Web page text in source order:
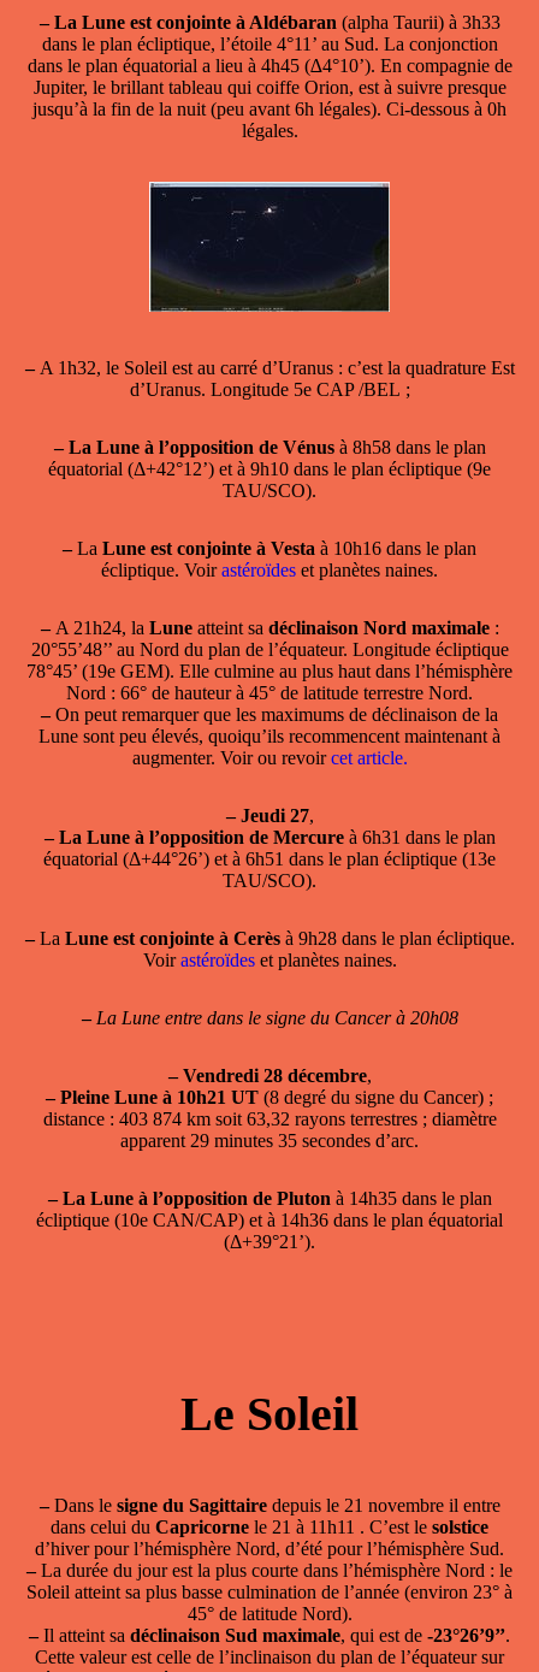
– La Lune est conjointe à Aldébaran (alpha Taurii) à 3h33
dans le plan écliptique, l’étoile 4°11’ au Sud. La conjonction
dans le plan équatorial a lieu à 4h45 (∆4°10’). En compagnie de
Jupiter, le brillant tableau qui coiffe Orion, est à suivre presque
jusqu’à la fin de la nuit (peu avant 6h légales). Ci-dessous à 0h
légales.
–A 1h32, le Soleil est au carré d’Uranus : c’est la quadrature Est
d’Uranus. Longitude 5e CAP /BEL ;
– La Lune à l’opposition de Vénusà 8h58 dans le plan
équatorial (Δ+42°12’) et à 9h10 dans le plan écliptique (9e
TAU/SCO).
–La Lune est conjointe à Vesta à 10h16 dans le plan
écliptique. Voirastéroïdes et planètes naines.
–A 21h24, la Luneatteint sa déclinaison Nord maximale:
20°55’48’’ au Nord du plan de l’équateur. Longitude écliptique
78°45’ (19e GEM). Elle culmine au plus haut dans l’hémisphère
Nord : 66° de hauteur à 45° de latitude terrestre Nord.
–On peut remarquer que les maximums de déclinaison de la
Lune sont peu élevés, quoiqu’ils recommencent maintenant à
augmenter. Voir ou revoircet article.
– Jeudi 27,
– La Lune à l’opposition de Mercureà 6h31 dans le plan
équatorial (Δ+44°26’) et à 6h51 dans le plan écliptique (13e
TAU/SCO).
–La Lune est conjointe à Cerèsà 9h28 dans le plan écliptique.
Voirastéroïdeset planètes naines.
– La Lune entre dans le signe du Cancer à 20h08
– Vendredi 28 décembre,
– Pleine Lune à 10h21 UT (8 degré du signe du Cancer) ;
distance : 403 874 km soit 63,32 rayons terrestres ; diamètre
apparent 29 minutes 35 secondes d’arc.
– La Lune à l’opposition de Pluton à 14h35 dans le plan
écliptique (10e CAN/CAP) et à 14h36 dans le plan équatorial
(Δ+39°21’).
Le Soleil
–Dans le signe du Sagittairedepuis le 21 novembre il entre
dans celui du Capricorne le 21 à 11h11 . C’est le solstice
d’hiver pour l’hémisphère Nord, d’été pour l’hémisphère Sud.
–La durée du jour est la plus courte dans l’hémisphère Nord : le
Soleil atteint sa plus basse culmination de l’année (environ 23° à
45° de latitude Nord).
–Il atteint sa déclinaison Sud maximale, qui est de -23°26’9’’.
Cette valeur est celle de l’inclinaison du plan de l’équateur sur